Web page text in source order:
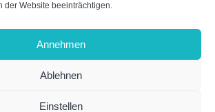
der Website beeinträchtigen.
Annehmen
Ablehnen
Einstellen